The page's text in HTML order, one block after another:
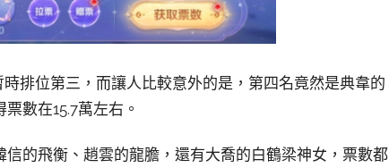
排位第三，而讓人比較意外的是，第四名竟然是典韋的
數在15.7萬左右。
的飛衡、趙雲的龍膽，還有大喬的白鶴梁神女，票數都